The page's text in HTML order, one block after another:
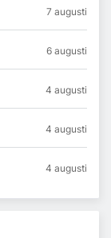
7 augusti
6 augusti
4 augusti
4 augusti
4 augusti